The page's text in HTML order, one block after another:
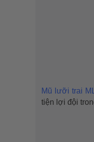
Mũ lưỡi trai
tiện lợi đội